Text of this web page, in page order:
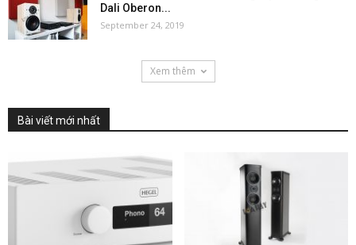
Dali Oberon...
September 24, 2019
Xem thêm
Bài viết mới nhất